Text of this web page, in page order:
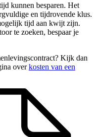
kunnen besparen. Het
en tijdrovende klus.
tijd aan kwijt zijn.
te zoeken, bespaar je
Kijk dan
overkosten van een